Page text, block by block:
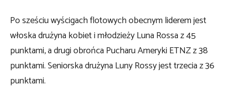
Po sześciu wyścigach flotowych obecnym liderem jest
włoska drużyna kobiet i młodzieży Luna Rossa z 45
punktami, a drugi obrońca Pucharu Ameryki ETNZ z 38
punktami. Seniorska drużyna Luny Rossy jest trzecia z 36
punktami.